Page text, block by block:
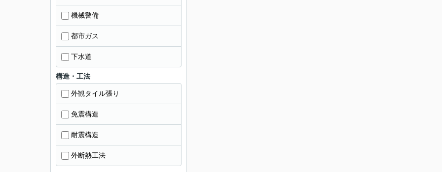
機械警備
都市ガス
下水道
構造・工法
外観タイル張り
免震構造
耐震構造
外断熱工法